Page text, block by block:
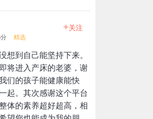
精选
+关注
想到自己能坚持下来。
将进入产床的老婆，谢
们的孩子能健康能快
起。其次感谢这个平台
体的素养超好超高，相